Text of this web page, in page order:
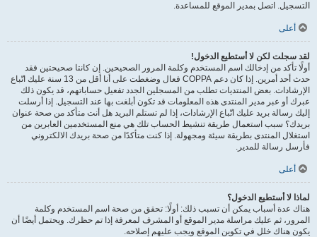
التسجيل. اتصل بمدير الموقع للمساعدة.
أعلى
لقد سجلت لكن لا أستطيع الدخول!
أولًا تأكد من إدخالك اسم المستخدم وكلمة المرور الصحيحين. إن كانتا صحيحتين فقد
حدث أحد أمرين. إذا كان دعم COPPA فعال وضغطت على أنا أقل من 13 سنة عليك اتّباع
الإرشادات. بعض المنتديات تطلب من المسجلين الجدد تفعيل حساباتهم، قد يكون ذلك
عبرك أو عبر مدير المنتدى هذه المعلومات قد تكون أبلغت بها عند التسجيل. إذا أرسلت
إليك رسالة بريد عليك اتّباع الإرشادات، إذا لم تستلم البريد هل أنت متأكد من صحة عنوان
بريدك؟ سبب استعمال طريقة تنشيط الحساب تلك هي منع المستخدمين العابرين من
استغلال المنتدى بطريقة سيئة ومجهولة. إذا كنت متأكدًا من صحة بريدك الالكتروني
فأرسل رسالة للمدير.
أعلى
لماذا لا أستطيع الدخول؟
هناك عدة أسباب يمكن أن تسبب ذلك: أولًا: تحقق من صحة اسم المستخدم وكلمة
المرور، ثم عليك مراسلة مدير الموقع أو المشرف لمعرفة إذا تم حظرك. ويحتمل أيضًا أن
يكون هناك خلل في تكوين الموقع ويجب عليهم إصلاحه.